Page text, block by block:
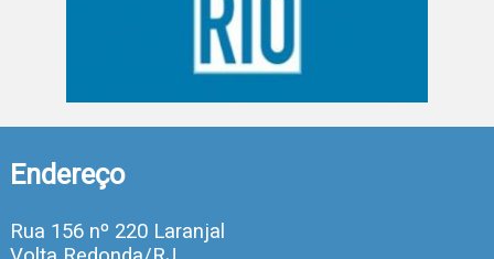
Endereço
Rua 156 nº 220 Laranjal